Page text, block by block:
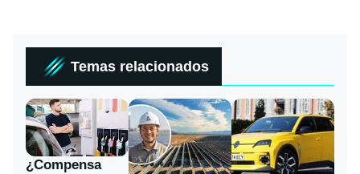
Temas relacionados
¿Compensa